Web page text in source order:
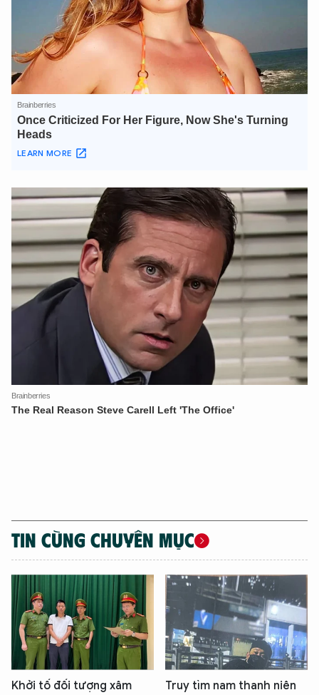
TIN CÙNG CHUYÊN MỤC
Khởi tố đối tượng xâm Truy tìm nam thanh niên